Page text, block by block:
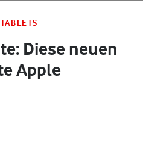
Diese neuen
Apple